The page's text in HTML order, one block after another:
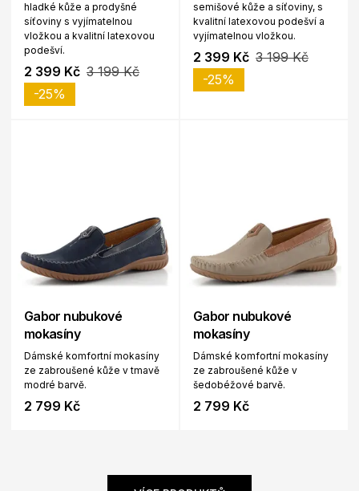
hladké kůže a prodyšné
síťoviny s vyjímatelnou
vložkou a kvalitní latexovou
podešví.
2 399 Kč 3 199 Kč
-25%
semišové kůže a síťoviny, s
kvalitní latexovou podešví a
vyjímatelnou vložkou.
2 399 Kč 3 199 Kč
-25%
Gabor nubukové
mokasíny
Dámské komfortní mokasíny
ze zabroušené kůže v tmavě
modré barvě.
2 799 Kč
Gabor nubukové
mokasíny
Dámské komfortní mokasíny
ze zabroušené kůže v
šedobéžové barvě.
2 799 Kč